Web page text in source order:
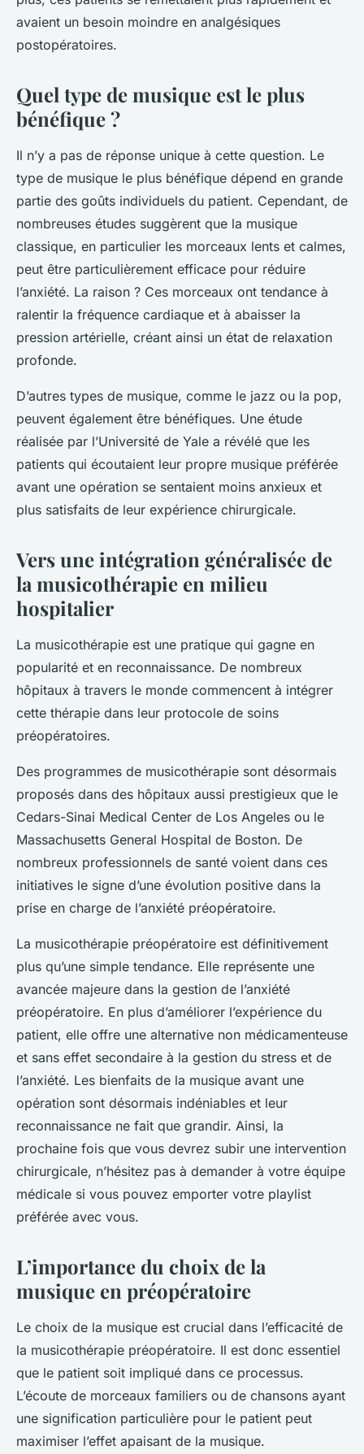
avaient un besoin moindre en analgésiques
postopératoires.
Quel type de musique est le plus
bénéfique ?
Il n’y a pas de réponse unique à cette question. Le
type de musique le plus bénéfique dépend en grande
partie des goûts individuels du patient. Cependant, de
nombreuses études suggèrent que la musique
classique, en particulier les morceaux lents et calmes,
peut être particulièrement efficace pour réduire
l’anxiété. La raison ? Ces morceaux ont tendance à
ralentir la fréquence cardiaque et à abaisser la
pression artérielle, créant ainsi un état de relaxation
profonde.
D’autres types de musique, comme le jazz ou la pop,
peuvent également être bénéfiques. Une étude
réalisée par l’Université de Yale a révélé que les
patients qui écoutaient leur propre musique préférée
avant une opération se sentaient moins anxieux et
plus satisfaits de leur expérience chirurgicale.
Vers une intégration généralisée de
la musicothérapie en milieu
hospitalier
La musicothérapie est une pratique qui gagne en
popularité et en reconnaissance. De nombreux
hôpitaux à travers le monde commencent à intégrer
cette thérapie dans leur protocole de soins
préopératoires.
Des programmes de musicothérapie sont désormais
proposés dans des hôpitaux aussi prestigieux que le
Cedars-Sinai Medical Center de Los Angeles ou le
Massachusetts General Hospital de Boston. De
nombreux professionnels de santé voient dans ces
initiatives le signe d’une évolution positive dans la
prise en charge de l’anxiété préopératoire.
La musicothérapie préopératoire est définitivement
plus qu’une simple tendance. Elle représente une
avancée majeure dans la gestion de l’anxiété
préopératoire. En plus d’améliorer l’expérience du
patient, elle offre une alternative non médicamenteuse
et sans effet secondaire à la gestion du stress et de
l’anxiété. Les bienfaits de la musique avant une
opération sont désormais indéniables et leur
reconnaissance ne fait que grandir. Ainsi, la
prochaine fois que vous devrez subir une intervention
chirurgicale, n’hésitez pas à demander à votre équipe
médicale si vous pouvez emporter votre playlist
préférée avec vous.
L’importance du choix de la
musique en préopératoire
Le choix de la musique est crucial dans l’efficacité de
la musicothérapie préopératoire. Il est donc essentiel
que le patient soit impliqué dans ce processus.
L’écoute de morceaux familiers ou de chansons ayant
une signification particulière pour le patient peut
maximiser l’effet apaisant de la musique.